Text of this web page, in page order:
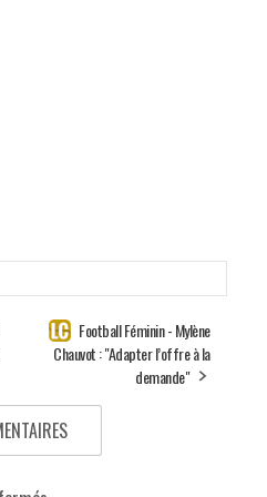
Football Féminin - Mylène
Chauvot : "Adapter l’offre à la
demande"